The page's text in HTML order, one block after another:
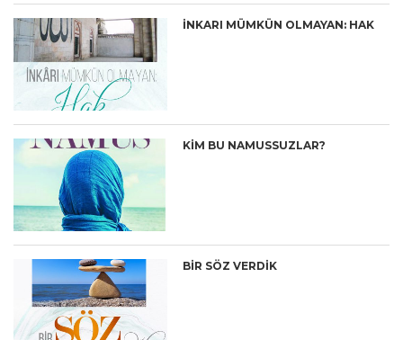
İNKARI MÜMKÜN OLMAYAN: HAK
KIM BU NAMUSSUZLAR?
BIR SÖZ VERDIK